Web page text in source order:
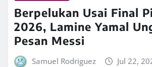
Berpelukan Usai Final
2026, Lamine Yamal
Pesan Messi
Samuel Rodriguez Jul 22,